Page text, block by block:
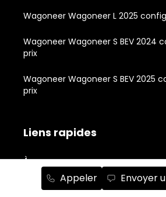
Appeler Envoyer
Wagoneer Wagoneer L 2025
Wagoneer Wagoneer S BEV 2024
prix
Wagoneer Wagoneer S BEV 2025
prix
Liens rapides
À propos
Inventaire de véhicules neufs